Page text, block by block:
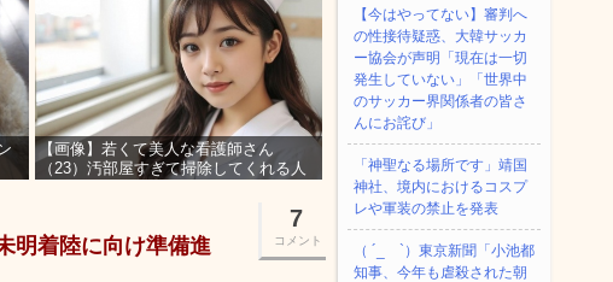
【画像】若くて美人な看護師さん
（23）汚部屋すぎて掃除してくれる人
7
コメント
明着陸に向け準備進
【今はやってない】審判へ
の性接待疑惑、大韓サッカ
ー協会が声明「現在は一切
発生していない」「世界中
のサッカー界関係者の皆さ
んにお詫び」
「神聖なる場所です」靖国
神社、境内におけるコスプ
レや軍装の禁止を発表
（ ´_ゝ`）東京新聞「小池都
知事、今年も虐殺された朝